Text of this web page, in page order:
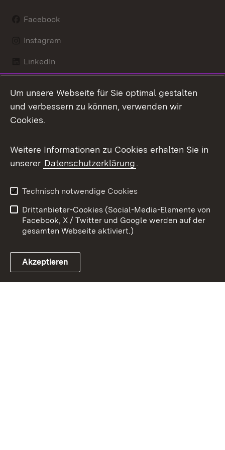
Facebook
Instagram
LinkedIn
X / Twitter
Youtube
Link zum Landesportal
Kontakt
Datenschutz
Barrierefreiheit
Impressum
Cookies
Um unsere Webseite für Sie optimal gestalten
und verbessern zu können, verwenden wir
Cookies.
Weitere Informationen zu Cookies erhalten Sie in
unserer Datenschutzerklärung.
Technisch notwendige Cookies
Drittanbieter-Cookies (Social-Media-Elemente von
Facebook, X / Twitter und Google werden auf der
gesamten Webseite aktiviert.)
Akzeptieren